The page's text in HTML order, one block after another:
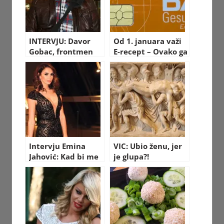
INTERVJU: Davor
Gobac, frontmen
“Psihomodo popa”
Od 1. januara važi
E-recept – Ovako ga
možete podići u
apoteci
Intervju Emina
Jahović: Kad bi me
Mustafa udario,
ostavila bih ga
odmah!
VIC: Ubio ženu, jer
je glupa?!